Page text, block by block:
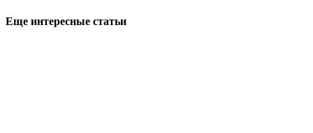
Еще интересные статьи